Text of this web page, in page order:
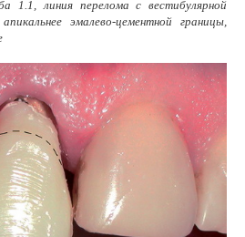
1.1, линия перелома с вестибулярной
эмалево-цементной границы,